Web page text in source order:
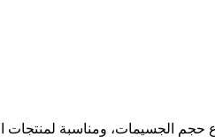
الجسيمات، ومناسبة لمنتجات